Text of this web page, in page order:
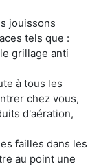
jouissons
tels que :
grillage anti
à tous les
chez vous,
d'aération,
failles dans les
au point une